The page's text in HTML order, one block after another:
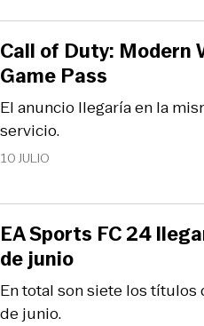
10 JULIO
El anuncio llegaría en la
servicio.
Call of Duty: Modern
Game Pass
En total son siete los
de junio.
EA Sports FC 24
de junio